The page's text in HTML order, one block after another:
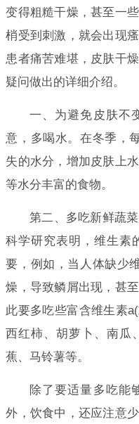
变得粗糙干燥，甚至一
梢受到刺激，就会出现
患者痛苦难堪，皮肤干
疑问做出的详细介绍。
一、为避免皮肤不
意，多喝水。在冬季，
失的水分，增加皮肤上
等水分丰富的食物。
第二、多吃新鲜蔬
科学研究表明，维生素
要，例如，当人体缺少
燥，导致鳞屑出现，甚
此要多吃些富含维生素
西红柿、胡萝卜、南瓜
蕉、马铃薯等。
除了要适量多吃能
外，饮食中，还应注意